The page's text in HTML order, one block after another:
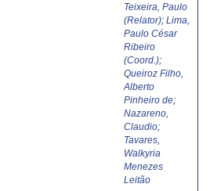
Teixeira, Paulo
(Relator); Lima,
Paulo César
Ribeiro
(Coord.);
Queiroz Filho,
Alberto
Pinheiro de;
Nazareno,
Claudio;
Tavares,
Walkyria
Menezes
Leitão